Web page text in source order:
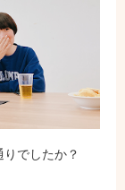
でしたか？